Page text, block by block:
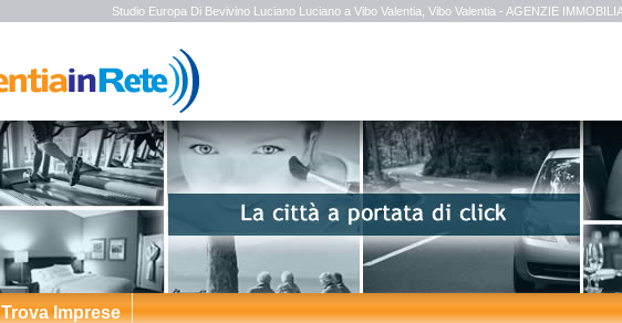
Studio Europa Di Bevivino Luciano Luciano a Vibo Valentia, Vibo Valentia - AGENZIE
Trova Imprese